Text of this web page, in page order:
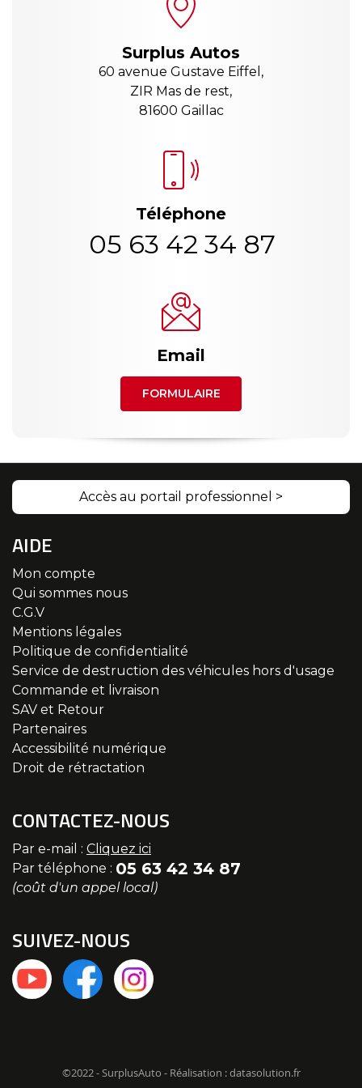
Surplus Autos
60 avenue Gustave Eiffel,
ZIR Mas de rest,
81600 Gaillac
Téléphone
05 63 42 34 87
Email
FORMULAIRE
Accès au portail professionnel >
AIDE
Mon compte
Qui sommes nous
C.G.V
Mentions légales
Politique de confidentialité
Service de destruction des véhicules hors d'usage
Commande et livraison
SAV et Retour
Partenaires
Accessibilité numérique
Droit de rétractation
CONTACTEZ-NOUS
Par e-mail : Cliquez ici
Par téléphone : 05 63 42 34 87
(coût d'un appel local)
SUIVEZ-NOUS
©2022 - SurplusAuto - Réalisation : datasolution.fr